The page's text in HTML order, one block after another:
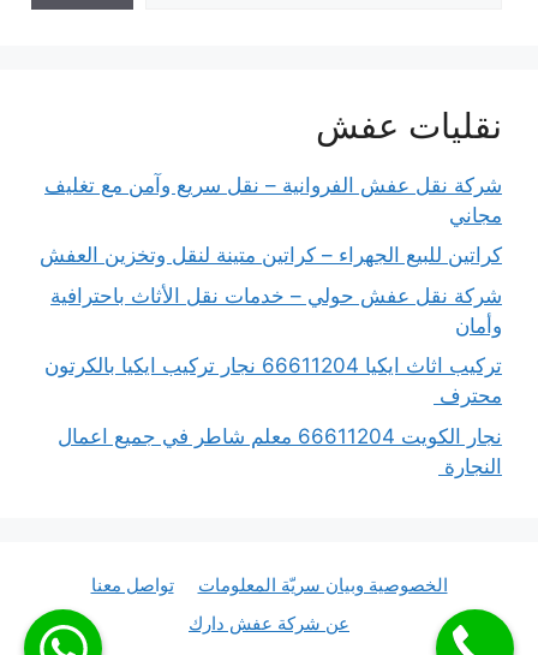
نقليات عفش
شركة نقل عفش الفروانية – نقل سريع وآمن مع تغليف
مجاني
كراتين للبيع الجهراء – كراتين متينة لنقل وتخزين العفش
شركة نقل عفش حولي – خدمات نقل الأثاث باحترافية
وأمان
تركيب اثاث ايكيا 66611204 نجار تركيب ايكيا بالكرتون
محترف
نجار الكويت 66611204 معلم شاطر في جميع اعمال
النجارة
الخصوصية وبيان سريّة المعلومات
تواصل معنا
عن شركة عفش دارك